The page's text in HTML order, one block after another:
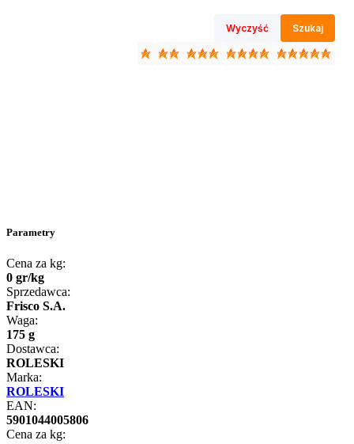
Wyczyść Szukaj
Parametry
Cena za kg:
0 gr/kg
Sprzedawca:
Frisco S.A.
Waga:
175 g
Dostawca:
ROLESKI
Marka:
ROLESKI
EAN:
5901044005806
Cena za kg: